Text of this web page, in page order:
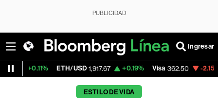
PUBLICIDAD
Ingresar
ETH/USD 1,917.67 +0.19% Visa 362.50 -2.15%
ESTILO DE VIDA